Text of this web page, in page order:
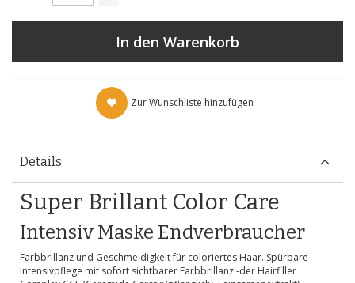
In den Warenkorb
Zur Wunschliste hinzufügen
Details
Super Brillant Color Care
Intensiv Maske Endverbraucher
Farbbrillanz und Geschmeidigkeit für coloriertes Haar. Spürbare
Intensivpflege mit sofort sichtbarer Farbbrillanz -der Hairfiller